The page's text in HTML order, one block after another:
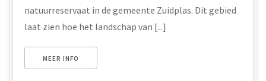
natuurreservaat in de gemeente Zuidplas. Dit gebied
laat zien hoe het landschap van [...]
MEER INFO